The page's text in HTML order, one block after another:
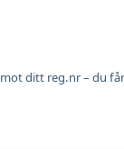
ditt reg.nr – du